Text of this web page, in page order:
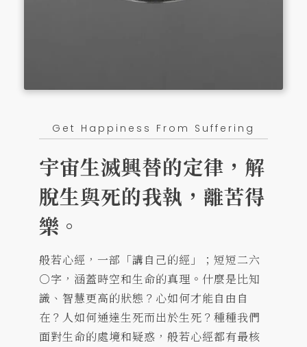
Get Happiness From Suffering
宇宙生滅興替的定律，解
脫生與死的我執，離苦得
樂。
般若心經，一部「講自己的經」；短短二六
○字，涵蓋時空和生命的真理。什麼是比知
識、智慧更高的狀態？心如何才能自由自
在？人如何通達生死而出於生死？種種我們
面對生命的處境和疑惑，般若心經都有最核